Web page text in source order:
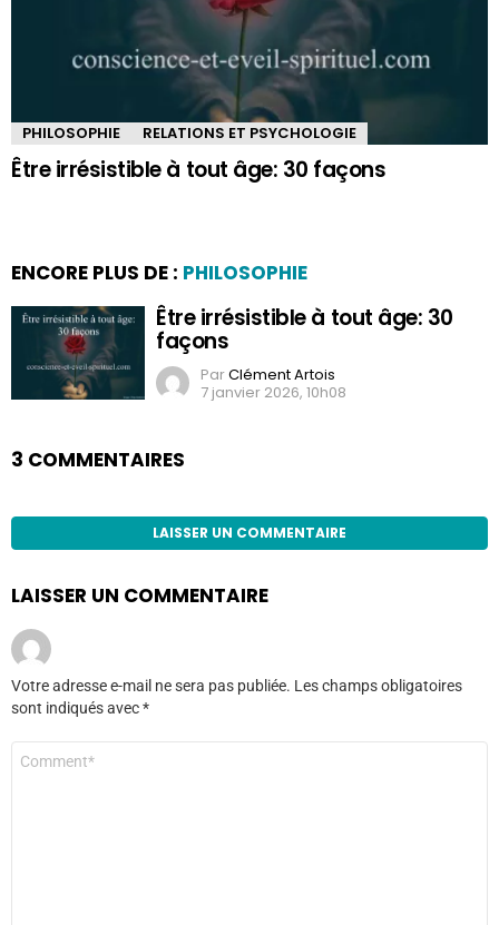
PHILOSOPHIE RELATIONS ET PSYCHOLOGIE
Être irrésistible à tout âge: 30 façons
ENCORE PLUS DE : PHILOSOPHIE
Être irrésistible à tout âge: 30
façons
ParClément Artois
7 janvier 2026, 10h08
3 COMMENTAIRES
LAISSER UN COMMENTAIRE
LAISSER UN COMMENTAIRE
Votre adresse e-mail ne sera pas publiée. Les champs obligatoires
sont indiqués avec*